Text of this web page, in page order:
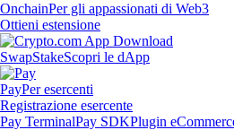
OnchainPer gli appassionati di Web3
Ottieni estensione
SwapStakeScopri le dApp
PayPer esercenti
Registrazione esercente
Pay TerminalPay SDKPlugin